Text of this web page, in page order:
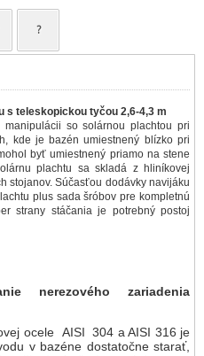
?
s teleskopickou tyčou 2,6-4,3 m
so solárnou plachtou pri
kde je bazén umiestnený blízko pri
byť umiestnený priamo na stene
plachtu sa skladá z hliníkovej
stojanov. Súčasťou dodávky navijáku
plus sada šróbov pre kompletnú
strany stáčania je potrebný postoj
nerezového zariadenia
ocele AISI 304 a AISI 316 je
v bazéne dostatočne starať,